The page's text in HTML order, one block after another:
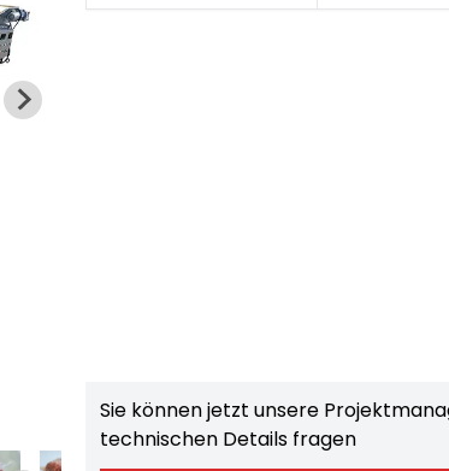
Sie können jetzt unsere
technischen Details fragen